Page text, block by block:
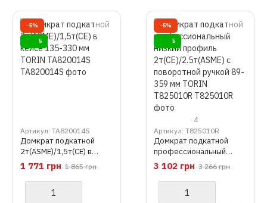
−5%
5
Артикул: TA820014S
Домкрат подкатной
2т(ASME)/1,5т(CE) в
кейсе 135-330 мм TORIN
TA820014S
1 771 грн 1 865 грн
−5%
5
4
Артикул: T825010R
Домкрат подкатной
профессиональный
низкий профиль
2т(CE)/2.5т(ASME) с
поворотной ручкой 89-
359 мм TORIN T825010R
3 102 грн 3 266 грн